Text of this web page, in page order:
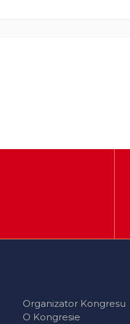
Organizator Kongresu
O Kongresie